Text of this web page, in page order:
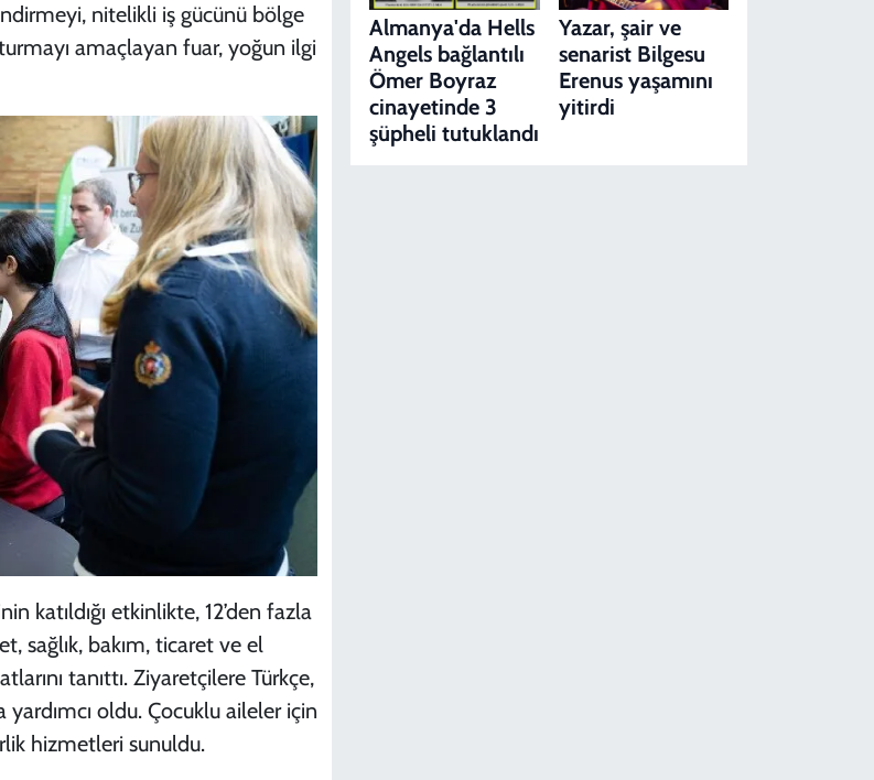
nitelikli iş gücünü bölge
amaçlayan fuar, yoğun ilgi
katıldığı etkinlikte, 12’den fazla
sağlık, bakım, ticaret ve el
tanıttı. Ziyaretçilere Türkçe,
oldu. Çocuklu aileler için
hizmetleri sunuldu.
Almanya'da Hells
Angels bağlantılı
Ömer Boyraz
cinayetinde 3
şüpheli tutuklandı
Yazar, şair ve
senarist Bilgesu
Erenus yaşamını
yitirdi